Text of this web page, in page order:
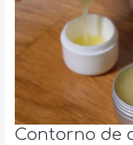
Contorno de